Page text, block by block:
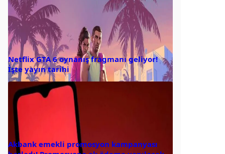
Netflix GTA 6 oynanış fragmanı geliyor!
İşte yayın tarihi
Akbank emekli promosyon kampanyası